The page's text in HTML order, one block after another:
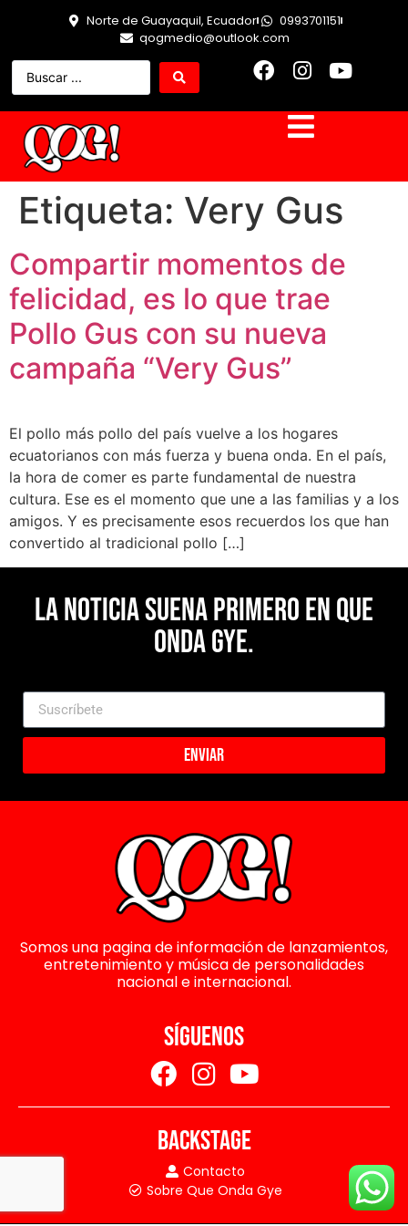
Norte de Guayaquil, Ecuador
0993701151
qogmedio@outlook.com
Etiqueta: Very Gus
Compartir momentos de
felicidad, es lo que trae
Pollo Gus con su nueva
campaña “Very Gus”
El pollo más pollo del país vuelve a los hogares
ecuatorianos con más fuerza y buena onda. En el país,
la hora de comer es parte fundamental de nuestra
cultura. Ese es el momento que une a las familias y a los
amigos. Y es precisamente esos recuerdos los que han
convertido al tradicional pollo […]
La noticia suena primero en Que
Onda Gye.
Enviar
Somos una pagina de información de lanzamientos,
entretenimiento y música de personalidades
nacional e internacional.
SÍGUENOS
BACKSTAGE
Contacto
Sobre Que Onda Gye